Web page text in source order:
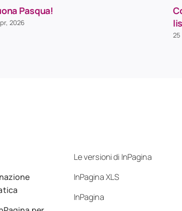
Pasqua!
2026
25
Le versioni di InPagina
InPagina XLS
InPagina